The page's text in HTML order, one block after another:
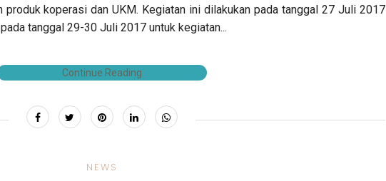
produk koperasi dan UKM. Kegiatan ini dilakukan pada tanggal 27 Juli 2017
tanggal 29-30 Juli 2017 untuk kegiatan...
Continue Reading
NEWS